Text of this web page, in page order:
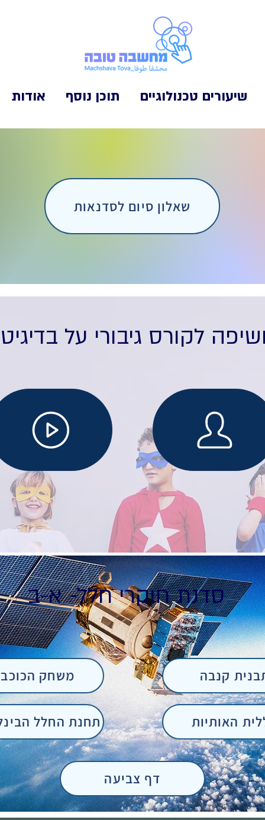
שיעורים טכנולוגיים תוכן נוסף אודות
שאלון סיום לסדנאות
לקורס גיבורי על
סדנת חוקרי חלל- א-ב
משחק
תחנת החלל
קנבה
האותיות
דף צביעה